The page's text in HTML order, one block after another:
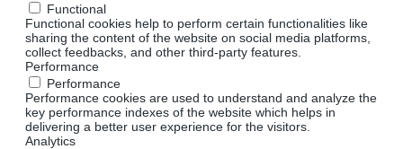
Functional
Functional cookies help to perform certain functionalities like
sharing the content of the website on social media platforms,
collect feedbacks, and other third-party features.
Performance
Performance
Performance cookies are used to understand and analyze the
key performance indexes of the website which helps in
delivering a better user experience for the visitors.
Analytics